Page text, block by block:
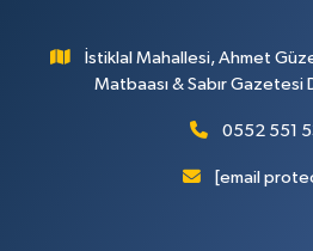
İstiklal Mahallesi, Ahmet
Matbaası & Sabır Gazetesi
0552 551
[email